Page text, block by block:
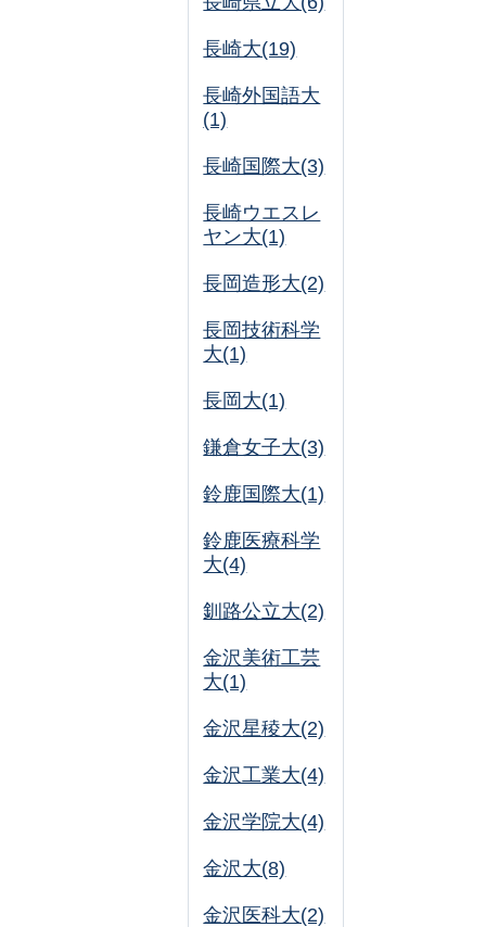
長崎大(19)
長崎外国語大
(1)
長崎国際大(3)
長崎ウエスレ
ヤン大(1)
長岡造形大(2)
長岡技術科学
大(1)
長岡大(1)
鎌倉女子大(3)
鈴鹿国際大(1)
鈴鹿医療科学
大(4)
釧路公立大(2)
金沢美術工芸
大(1)
金沢星稜大(2)
金沢工業大(4)
金沢学院大(4)
金沢大(8)
金沢医科大(2)